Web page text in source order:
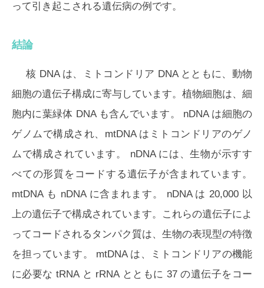
って引き起こされる遺伝病の例です。
結論
核 DNA は、ミトコンドリア DNA とともに、動物
細胞の遺伝子構成に寄与しています。植物細胞は、細
胞内に葉緑体 DNA も含んでいます。 nDNA は細胞の
ゲノムで構成され、mtDNA はミトコンドリアのゲノ
ムで構成されています。 nDNA には、生物が示すす
べての形質をコードする遺伝子が含まれています。
mtDNA も nDNA に含まれます。 nDNA は 20,000 以
上の遺伝子で構成されています。これらの遺伝子によ
ってコードされるタンパク質は、生物の表現型の特徴
を担っています。 mtDNA は、ミトコンドリアの機能
に必要な tRNA と rRNA とともに 37 の遺伝子をコー